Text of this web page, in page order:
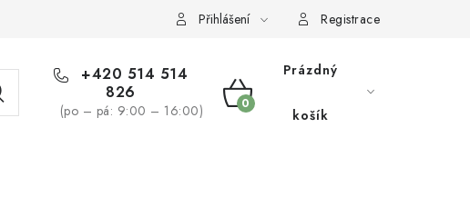
Používaní souborů cookies Reklamační řád
Přihlášení Registrace
+420 514 514
826
(po – pá: 9:00 – 16:00)
NÁKUPNÍ
Prázdný
košík